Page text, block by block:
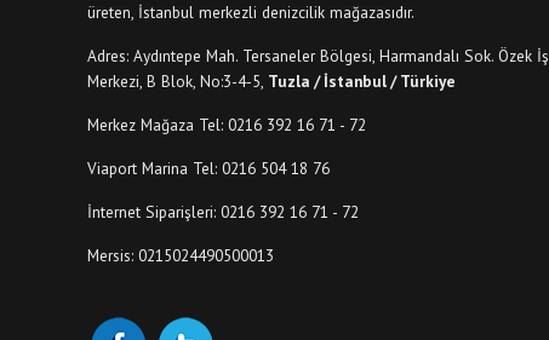
üreten, İstanbul merkezli denizcilik mağazasıdır.
Adres: Aydıntepe Mah. Tersaneler Bölgesi, Harmandalı Sok. Özek İş
Merkezi, B Blok, No:3-4-5, Tuzla / İstanbul / Türkiye
Merkez Mağaza Tel: 0216 392 16 71 - 72
Viaport Marina Tel: 0216 504 18 76
İnternet Siparişleri: 0216 392 16 71 - 72
Mersis: 0215024490500013